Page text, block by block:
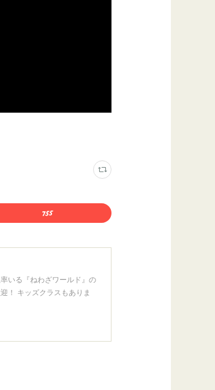
いる『ねわざワールド』の
！ キッズクラスもありま